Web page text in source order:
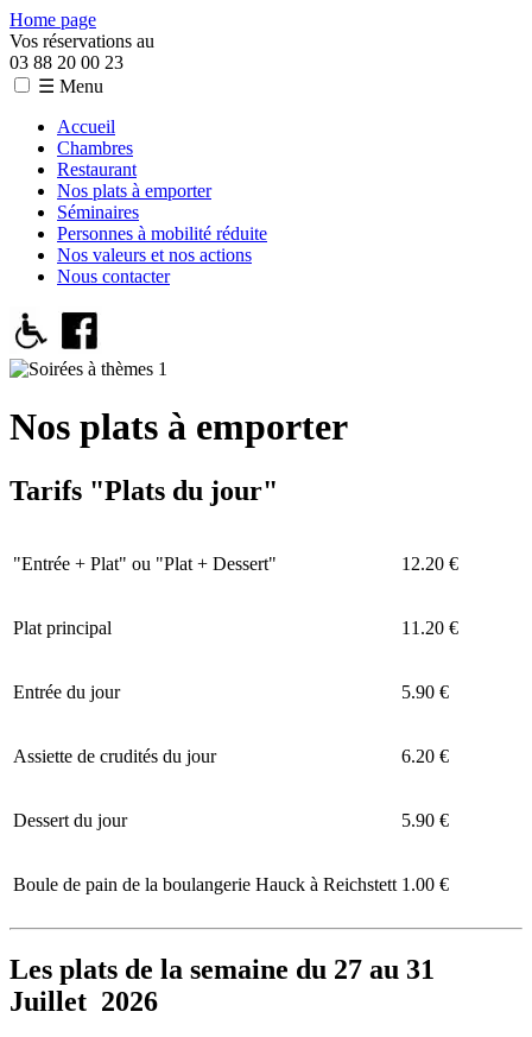
Home page
Vos réservations au
03 88 20 00 23
☰ Menu
Accueil
Chambres
Restaurant
Nos plats à emporter
Séminaires
Personnes à mobilité réduite
Nos valeurs et nos actions
Nous contacter
Nos plats à emporter
Tarifs "Plats du jour"
"Entrée + Plat" ou "Plat + Dessert" 12.20 €
Plat principal 11.20 €
Entrée du jour 5.90 €
Assiette de crudités du jour 6.20 €
Dessert du jour 5.90 €
Boule de pain de la boulangerie Hauck à Reichstett 1.00 €
Les plats de la semaine du 27 au 31
Juillet 2026